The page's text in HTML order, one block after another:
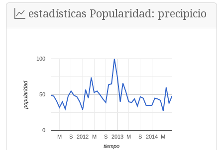
estadísticas Popularidad: precipicio
2012 2013 2014
M S M S M S M
0
50
100
tiempo
popularidad